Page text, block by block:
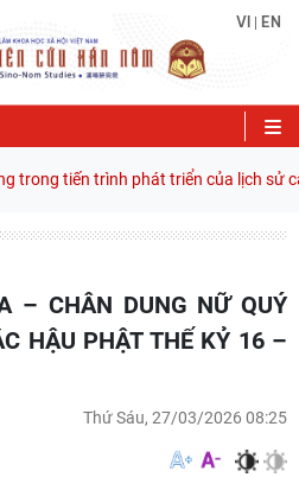
VI EN
tiến trình phát triển của lịch sử
HẬU PHẬT THẾ KỶ 16 –
Thứ Sáu, 27/03/2026 08:25